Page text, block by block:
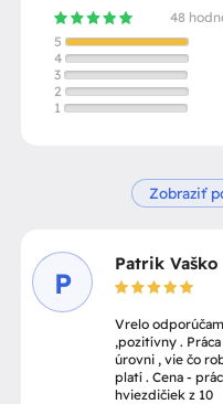
48
5
4
3
2
1
P
Patrik Vaško
Vrelo
,pozitívny .
úrovni , vie čo
platí . Cena -
hviezdičiek z 10